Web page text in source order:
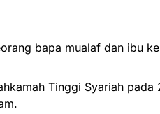
bapa mualaf dan ibu
Tinggi Syariah pada